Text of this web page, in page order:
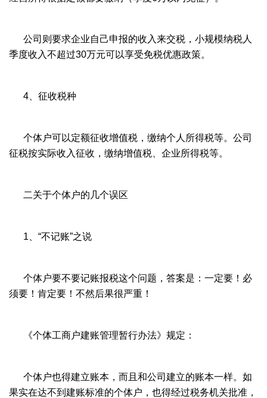
公司则要求企业自己申报的收入来交税，小规模纳税人
季度收入不超过30万元可以享受免税优惠政策。
4、征收税种
个体户可以定额征收增值税，缴纳个人所得税等。公司
征税按实际收入征收，缴纳增值税、企业所得税等。
二关于个体户的几个误区
1、“不记账”之说
个体户要不要记账报税这个问题，答案是：一定要！必
须要！肯定要！不然后果很严重！
《个体工商户建账管理暂行办法》规定：
个体户也得建立账本，而且和公司建立的账本一样。如
果实在达不到建账标准的个体户，也得经过税务机关批准，